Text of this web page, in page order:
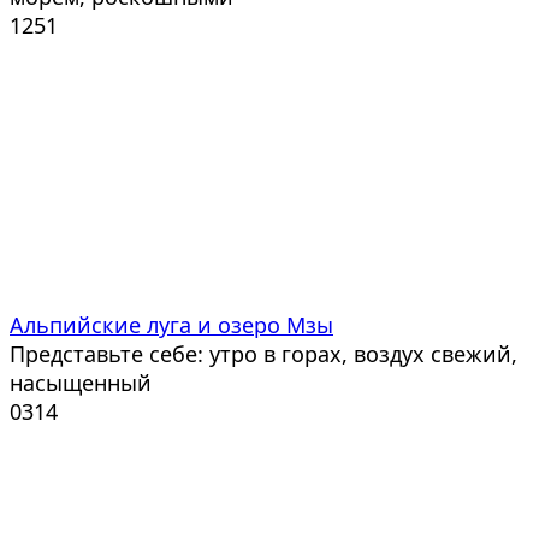
1251
Альпийские луга и озеро Мзы
Представьте себе: утро в горах, воздух свежий,
насыщенный
0314